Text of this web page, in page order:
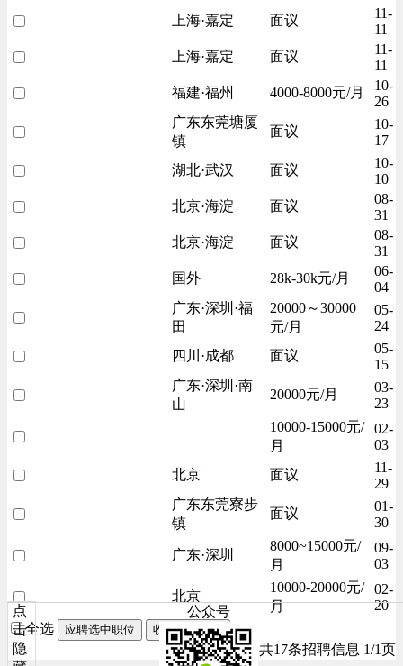
上海·嘉定
面议
11-
11
上海·嘉定
面议
11-
11
福建·福州
4000-8000元/月
10-
26
广东东莞塘厦
镇
面议
10-
17
湖北·武汉
面议
10-
10
北京·海淀
面议
08-
31
北京·海淀
面议
08-
31
国外
28k-30k元/月
06-
04
广东·深圳·福
田
20000～30000
元/月
05-
24
四川·成都
面议
05-
15
广东·深圳·南
山
20000元/月
03-
23
10000-15000元/
月
02-
03
北京
面议
11-
29
广东东莞寮步
镇
面议
01-
30
广东·深圳
8000~15000元/
月
09-
03
北京
10000-20000元/
月
02-
20
全选
应聘选中职位 收藏选中职位
共17条招聘信息 1/1页
点
击
隐
公众号